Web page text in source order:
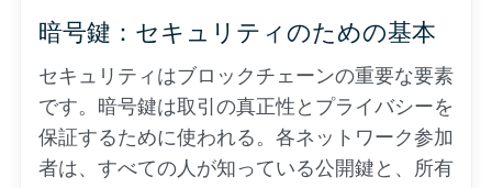
暗号鍵：セキュリティのための基本
セキュリティはブロックチェーンの重要な要素
です。暗号鍵は取引の真正性とプライバシーを
保証するために使われる。各ネットワーク参加
者は、すべての人が知っている公開鍵と、所有